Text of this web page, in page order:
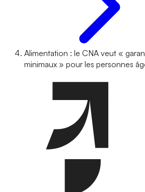
Alimentation : le CNA veut «
minimaux » pour les personnes